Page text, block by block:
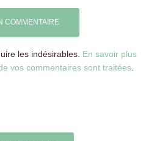
les indésirables. En savoir plus
vos commentaires sont traitées